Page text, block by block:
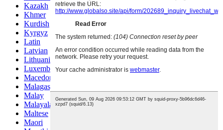
Kazakh
Khmer
Kurdish
Kyrgyz
Latin
Latvian
Lithuanian
Luxembou..
Macedonian
Malagasy
Malay
Malayalam
Maltese
Maori